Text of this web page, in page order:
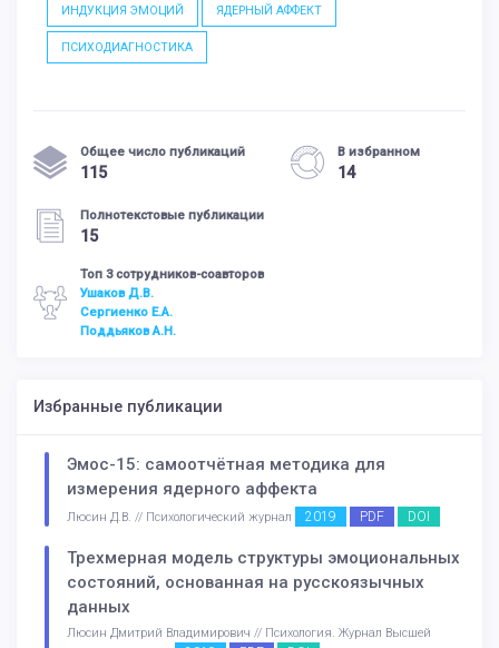
ИНДУКЦИЯ ЭМОЦИЙ ЯДЕРНЫЙ АФФЕКТ
ПСИХОДИАГНОСТИКА
Общее число публикаций
115
В избранном
14
Полнотекстовые публикации
15
Топ 3 сотрудников-соавторов
Ушаков Д.В.
Сергиенко Е.А.
Поддьяков А.Н.
Избранные публикации
Эмос-15: самоотчётная методика для
измерения ядерного аффекта
Люсин Д.В. // Психологический журнал 2019 PDF DOI
Трехмерная модель структуры эмоциональных
состояний, основанная на русскоязычных
данных
Люсин Дмитрий Владимирович // Психология. Журнал Высшей